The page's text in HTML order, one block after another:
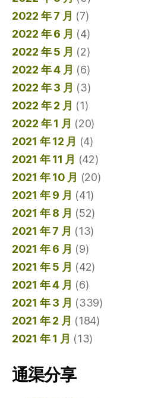
2022 年 7 月 (7)
2022 年 6 月 (4)
2022 年 5 月 (2)
2022 年 4 月 (6)
2022 年 3 月 (3)
2022 年 2 月 (1)
2022 年 1 月 (20)
2021 年 12 月 (4)
2021 年 11 月 (42)
2021 年 10 月 (20)
2021 年 9 月 (41)
2021 年 8 月 (52)
2021 年 7 月 (13)
2021 年 6 月 (9)
2021 年 5 月 (42)
2021 年 4 月 (6)
2021 年 3 月 (339)
2021 年 2 月 (184)
2021 年 1 月 (13)
通渠分享